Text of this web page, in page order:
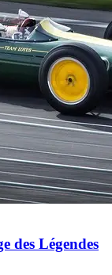
des Légendes